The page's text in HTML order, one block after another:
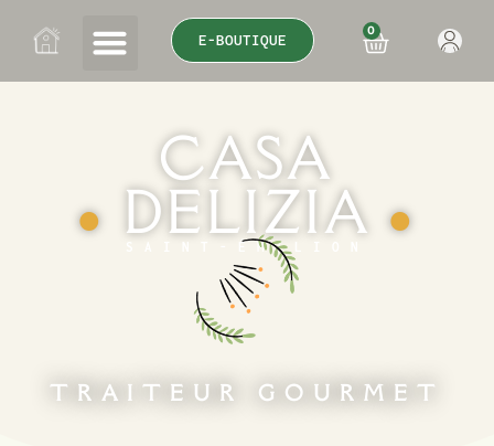
E-BOUTIQUE
0
CASA
● DELIZIA ●
SAINT-ÉMILION
TRAITEUR GOURMET